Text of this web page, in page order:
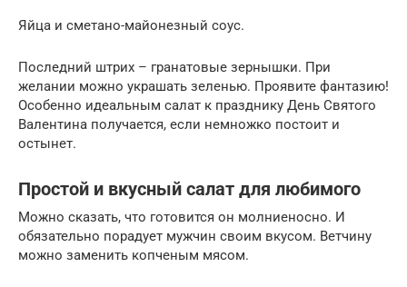
Яйца и сметано-майонезный соус.
Последний штрих – гранатовые зернышки. При
желании можно украшать зеленью. Проявите фантазию!
Особенно идеальным салат к празднику День Святого
Валентина получается, если немножко постоит и
остынет.
Простой и вкусный салат для любимого
Можно сказать, что готовится он молниеносно. И
обязательно порадует мужчин своим вкусом. Ветчину
можно заменить копченым мясом.